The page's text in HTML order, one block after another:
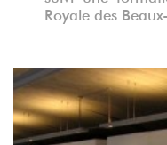
Royale des